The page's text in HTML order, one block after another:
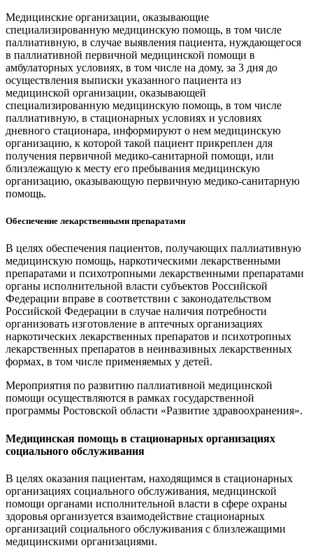
Медицинские организации, оказывающие
специализированную медицинскую помощь, в том числе
паллиативную, в случае выявления пациента, нуждающегося
в паллиативной первичной медицинской помощи в
амбулаторных условиях, в том числе на дому, за 3 дня до
осуществления выписки указанного пациента из
медицинской организации, оказывающей
специализированную медицинскую помощь, в том числе
паллиативную, в стационарных условиях и условиях
дневного стационара, информируют о нем медицинскую
организацию, к которой такой пациент прикреплен для
получения первичной медико-санитарной помощи, или
близлежащую к месту его пребывания медицинскую
организацию, оказывающую первичную медико-санитарную
помощь.
Обеспечение лекарственными препаратами
В целях обеспечения пациентов, получающих паллиативную
медицинскую помощь, наркотическими лекарственными
препаратами и психотропными лекарственными препаратами
органы исполнительной власти субъектов Российской
Федерации вправе в соответствии с законодательством
Российской Федерации в случае наличия потребности
организовать изготовление в аптечных организациях
наркотических лекарственных препаратов и психотропных
лекарственных препаратов в неинвазивных лекарственных
формах, в том числе применяемых у детей.
Мероприятия по развитию паллиативной медицинской
помощи осуществляются в рамках государственной
программы Ростовской области «Развитие здравоохранения».
Медицинская помощь в стационарных организациях
социального обслуживания
В целях оказания пациентам, находящимся в стационарных
организациях социального обслуживания, медицинской
помощи органами исполнительной власти в сфере охраны
здоровья организуется взаимодействие стационарных
организаций социального обслуживания с близлежащими
медицинскими организациями.